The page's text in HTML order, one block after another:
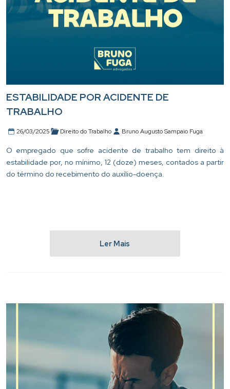
ESTABILIDADE POR ACIDENTE DE
TRABALHO
26/03/2025 Direito do Trabalho Bruno Augusto Sampaio Fuga
O empregado que sofre acidente de trabalho tem direito à
estabilidade por, no mínimo, 12 (doze) meses, contados a partir
do término do recebimento do auxílio-doença.
Ler Mais